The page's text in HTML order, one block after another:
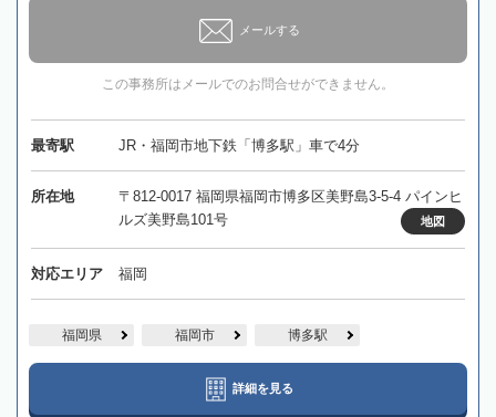
メールする
この事務所はメールでのお問合せができません。
最寄駅 JR・福岡市地下鉄「博多駅」車で4分
所在地
〒812-0017 福岡県福岡市博多区美野島3-5-4 パインヒ
ルズ美野島101号
地図
対応エリア 福岡
福岡県 福岡市 博多駅
詳細を見る